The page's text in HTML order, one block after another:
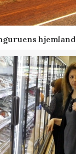
hjemland